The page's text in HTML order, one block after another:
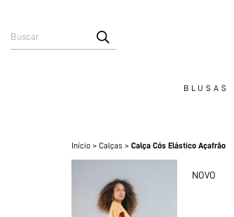
BLUSAS
Início > Calças > Calça Cós Elástico Açafrão
NOVO